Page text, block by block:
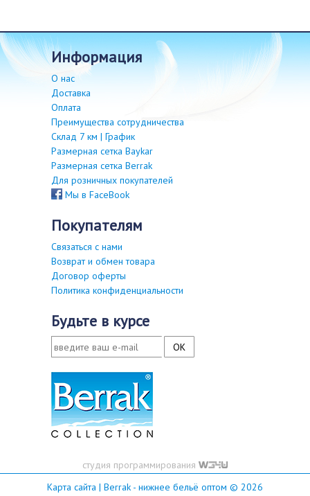
информация
О нас
Доставка
Оплата
Преимущества сотрудничества
Склад 7 км | График
Размерная сетка Baykar
Размерная сетка Berrak
Для розничных покупателей
Мы в FaceBook
покупателям
Связаться с нами
Возврат и обмен товара
Договор оферты
Политика конфиденциальности
будьте в курсе
студия программирования
Карта сайта | Berrak - нижнее бельё оптом © 2026